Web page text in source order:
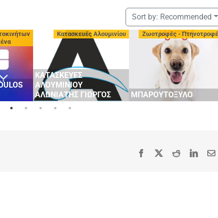
Sort by: Recommended
Κατασκευές Αλουμινίου
ΚΑΤΑΣΚΕΥΕΣ
ΑΛΟΥΜΙΝΙΟΥ
ΑΛΩΝΙΑΤΗΣ ΓΙΩΡΓΟΣ
Ζωοτροφές -
ΜΠΑΡΟΥΤΟΞΥΛΟ
Facebook Reddit